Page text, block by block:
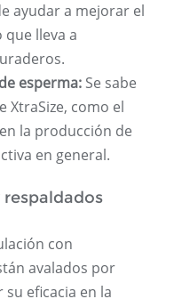
ayudar a mejorar el
lleva a
esperma: Se sabe
XtraSize, como el
la producción de
en general.
con
avalados por
eficacia en la